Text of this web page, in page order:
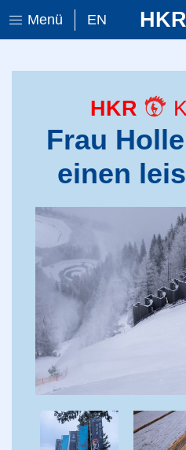
Menü EN HKR
HKR
Frau
einen